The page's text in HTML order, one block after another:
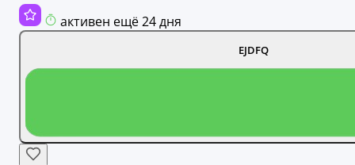
активен ещё 24 дня
EJDFQ